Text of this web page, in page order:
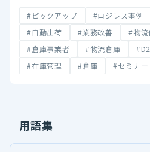
#ピックアップ #ロジレス事例
#自動出荷
#業務改善 #物流
#倉庫事業者
#物流倉庫
#在庫管理
#倉庫 #セミナー
用語集